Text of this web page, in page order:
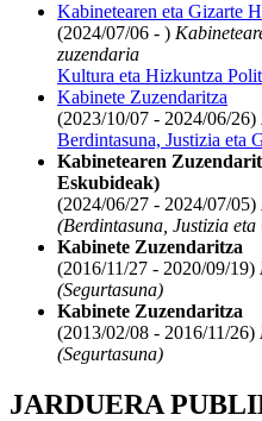
Kabinetearen eta Gizarte
(2024/07/06 - )
zuzendaria
Kultura eta Hizkuntza
Kabinete Zuzendaritza
(2023/10/07 - 2024/06/26)
Berdintasuna, Justizia eta
Kabinetearen
Eskubideak)
(2024/06/27 - 2024/07/05)
(Berdintasuna, Justizia
Kabinete Zuzendaritza
(2016/11/27 - 2020/09/19)
(Segurtasuna)
Kabinete Zuzendaritza
(2013/02/08 - 2016/11/26)
(Segurtasuna)
JARDUERA